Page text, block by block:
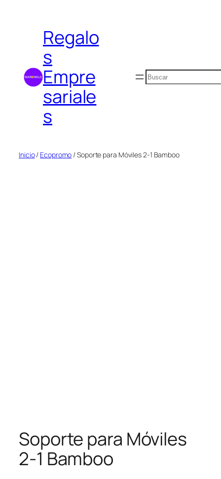
contenidoRegalo
s
Empre
sariale
s
Buscar
Inicio/ Ecopromo / Soporte para Móviles 2-1 Bamboo
Soporte para Móviles
2-1 Bamboo